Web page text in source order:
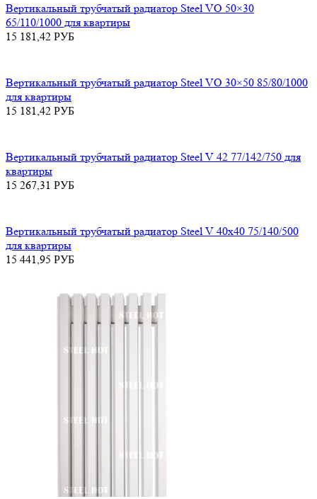
Вертикальный трубчатый радиатор Steel VO 50×30
65/110/1000 для квартиры
15 181,42 РУБ
Вертикальный трубчатый радиатор Steel VO 30×50 85/80/1000
для квартиры
15 181,42 РУБ
Вертикальный трубчатый радиатор Steel V 42 77/142/750 для
квартиры
15 267,31 РУБ
Вертикальный трубчатый радиатор Steel V 40х40 75/140/500
для квартиры
15 441,95 РУБ